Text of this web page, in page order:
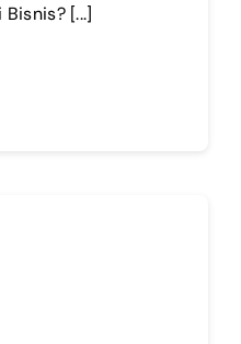
[...]